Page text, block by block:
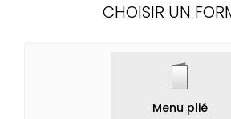
CHOISIR UN
Menu plié